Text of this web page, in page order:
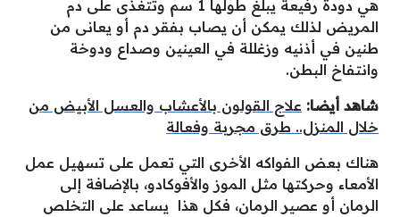
هي دودة رفيعة يبلغ طولها 1 سم وتتغذى على دم
المريض لذلك يمكن أن يصاب بفقر دم أو يعانى من
طنين في أذنيه وزغللة في العينين وصداع ودوخة
وانتفاخ البطن.
شاهد أيضا: علاج القولون بالأعشاب والعسل الأبيض من
خلال المنزل.. طرق مجربة وفعالة
هناك بعض الفواكه الأخرى التي تعمل على تسهيل عمل
الأمعاء وحركتها مثل الموز والأفوكادو، بالإضافة إلى
الرمان أو عصير الرمان، فكل هذا يساعد على التخلص